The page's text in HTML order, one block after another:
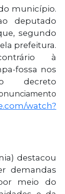
município.
deputado
segundo
prefeitura.
à
fossa nos
decreto
watch?
destacou
demandas
meio do